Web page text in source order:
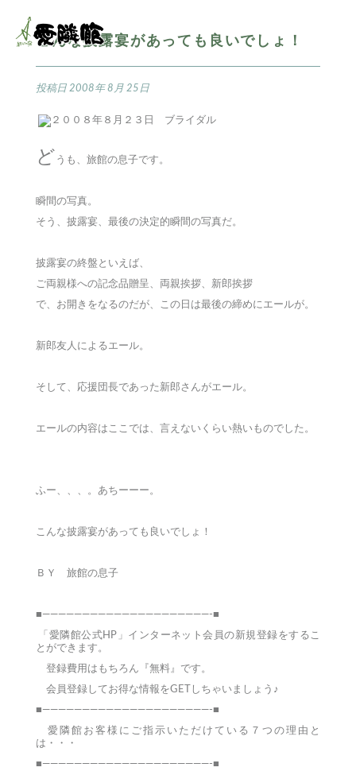
こんな披露宴があっても良いでしょ！
投稿日 2008年 8月 25日
ど うも、旅館の息子です。
瞬間の写真。
そう、披露宴、最後の決定的瞬間の写真だ。
披露宴の終盤といえば、
ご両親様への記念品贈呈、両親挨拶、新郎挨拶
で、お開きをなるのだが、この日は最後の締めにエールが。
新郎友人によるエール。
そして、応援団長であった新郎さんがエール。
エールの内容はここでは、言えないくらい熱いものでした。
ふー、、、。あちーーー。
こんな披露宴があっても良いでしょ！
ＢＹ 旅館の息子
■—————————————————————-■
「愛隣館公式HP」インターネット会員の新規登録をするこ
とができます。
登録費用はもちろん『無料』です。
会員登録してお得な情報をGETしちゃいましょう♪
■—————————————————————-■
愛隣館お客様にご指示いただけている７つの理由と
は・・・
■—————————————————————-■